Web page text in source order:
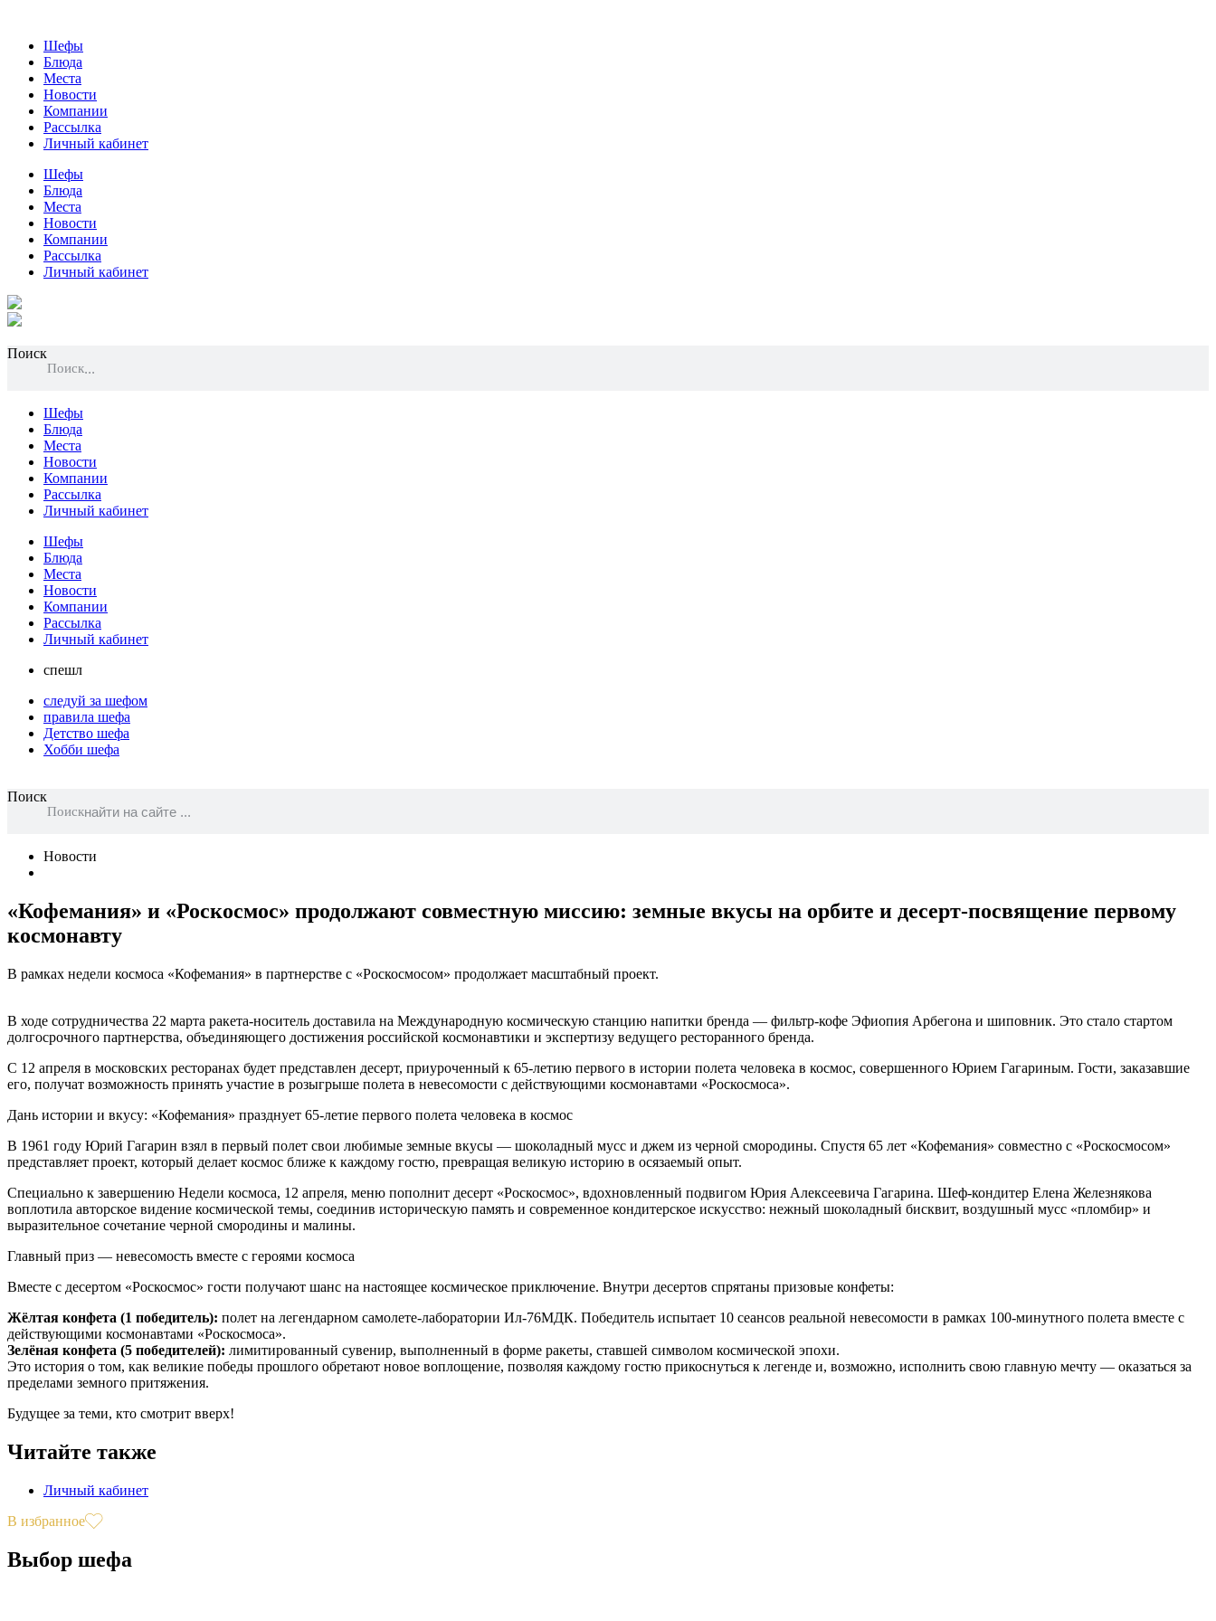
Шефы
Блюда
Места
Новости
Компании
Рассылка
Личный кабинет
Шефы
Блюда
Места
Новости
Компании
Рассылка
Личный кабинет
Поиск
Поиск
Шефы
Блюда
Места
Новости
Компании
Рассылка
Личный кабинет
Шефы
Блюда
Места
Новости
Компании
Рассылка
Личный кабинет
спешл
следуй за шефом
правила шефа
Детство шефа
Хобби шефа
Поиск
Поиск
Новости
«Кофемания» и «Роскосмос» продолжают совместную миссию: земные вкусы на орбите и десерт-посвящение первому
космонавту
В рамках недели космоса «Кофемания» в партнерстве с «Роскосмосом» продолжает масштабный проект.
В ходе сотрудничества 22 марта ракета-носитель доставила на Международную космическую станцию напитки бренда — фильтр-кофе Эфиопия Арбегона и шиповник. Это стало стартом
долгосрочного партнерства, объединяющего достижения российской космонавтики и экспертизу ведущего ресторанного бренда.
С 12 апреля в московских ресторанах будет представлен десерт, приуроченный к 65-летию первого в истории полета человека в космос, совершенного Юрием Гагариным. Гости, заказавшие
его, получат возможность принять участие в розыгрыше полета в невесомости с действующими космонавтами «Роскосмоса».
Дань истории и вкусу: «Кофемания» празднует 65-летие первого полета человека в космос
В 1961 году Юрий Гагарин взял в первый полет свои любимые земные вкусы — шоколадный мусс и джем из черной смородины. Спустя 65 лет «Кофемания» совместно с «Роскосмосом»
представляет проект, который делает космос ближе к каждому гостю, превращая великую историю в осязаемый опыт.
Специально к завершению Недели космоса, 12 апреля, меню пополнит десерт «Роскосмос», вдохновленный подвигом Юрия Алексеевича Гагарина. Шеф-кондитер Елена Железнякова
воплотила авторское видение космической темы, соединив историческую память и современное кондитерское искусство: нежный шоколадный бисквит, воздушный мусс «пломбир» и
выразительное сочетание черной смородины и малины.
Главный приз — невесомость вместе с героями космоса
Вместе с десертом «Роскосмос» гости получают шанс на настоящее космическое приключение. Внутри десертов спрятаны призовые конфеты:
Жёлтая конфета (1 победитель): полет на легендарном самолете-лаборатории Ил-76МДК. Победитель испытает 10 сеансов реальной невесомости в рамках 100-минутного полета вместе с
действующими космонавтами «Роскосмоса».
Зелёная конфета (5 победителей): лимитированный сувенир, выполненный в форме ракеты, ставшей символом космической эпохи.
Это история о том, как великие победы прошлого обретают новое воплощение, позволяя каждому гостю прикоснуться к легенде и, возможно, исполнить свою главную мечту — оказаться за
пределами земного притяжения.
Будущее за теми, кто смотрит вверх!
Читайте также
Личный кабинет
В избранное
Выбор шефа